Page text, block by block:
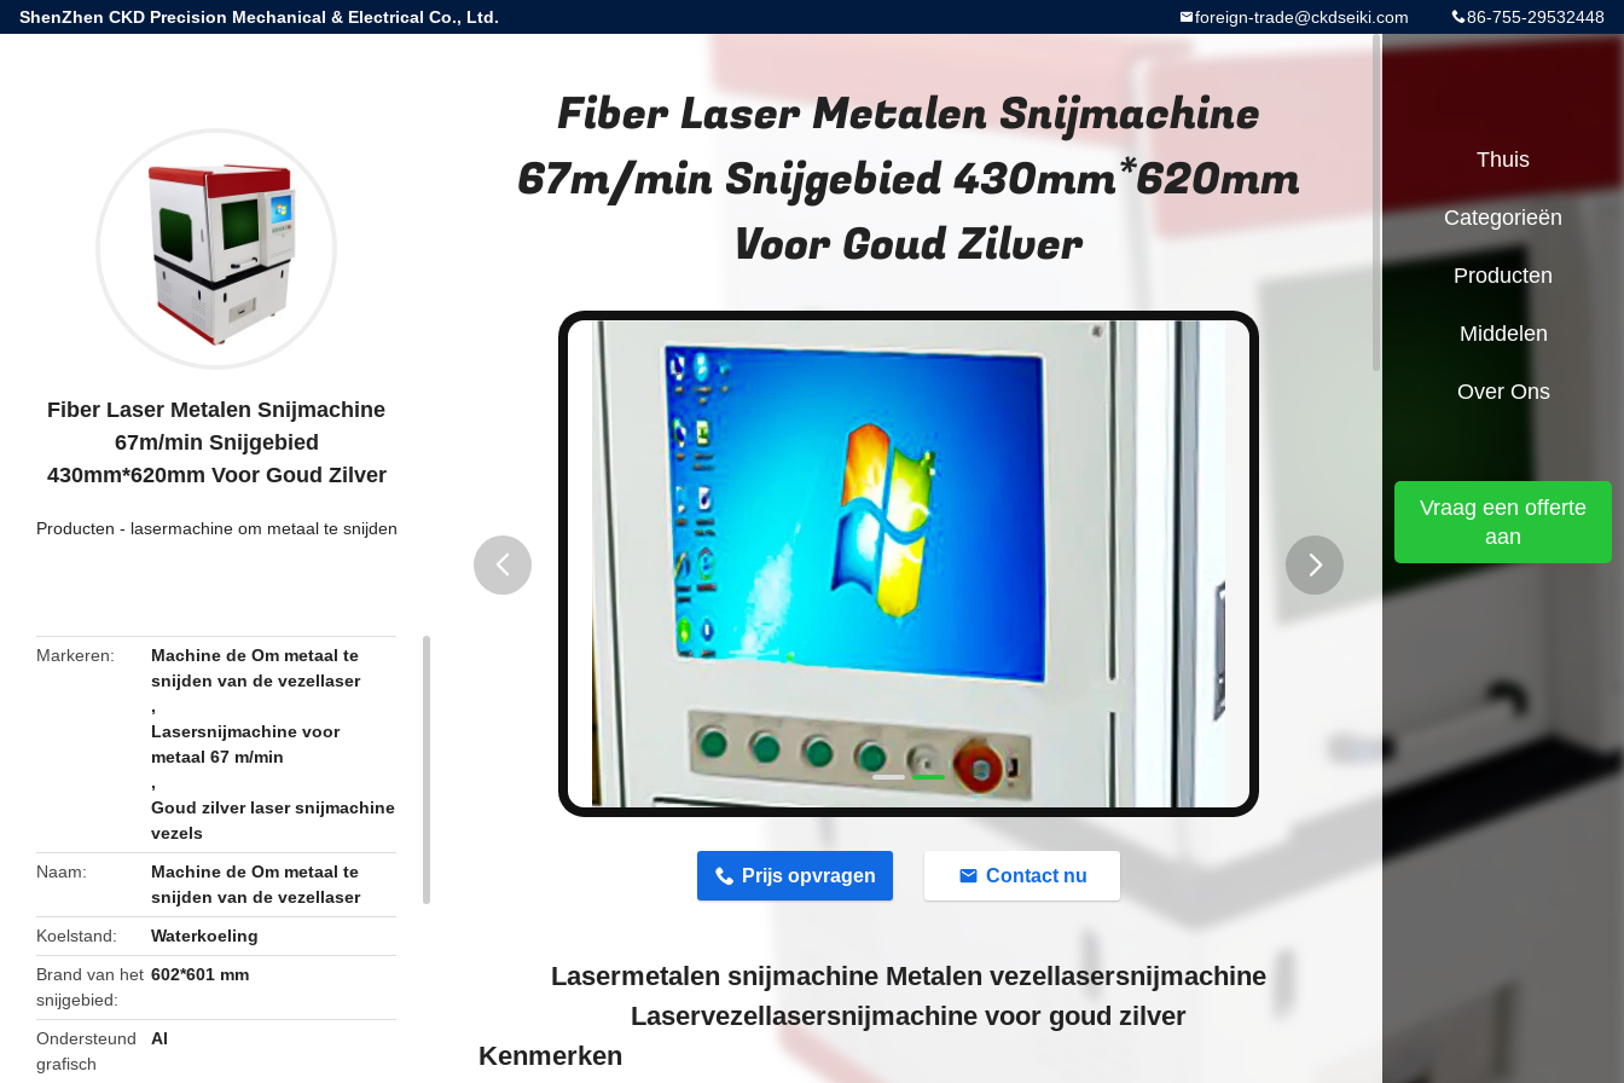
ShenZhen CKD Precision Mechanical & Electrical Co., Ltd. 86-755-29532448
foreign-trade@ckdseiki.com
Fiber Laser Metalen Snijmachine
67m/min Snijgebied
430mm*620mm Voor Goud Zilver
Producten - lasermachine om metaal te snijden
Markeren
Machine de Om metaal te
snijden van de vezellaser
,
Lasersnijmachine voor
metaal 67 m/min
,
Goud zilver laser snijmachine
vezels
Naam
Machine de Om metaal te
snijden van de vezellaser
Koelstand
Waterkoeling
Brand van het
snijgebied
602*601 mm
Ondersteund
grafisch
Al
Fiber Laser Metalen Snijmachine
67m/min Snijgebied 430mm*620mm
Voor Goud Zilver
button
Prijs opvragen Contact nu
Lasermetalen snijmachine Metalen vezellasersnijmachine
Laservezellasersnijmachine voor goud zilver
Kenmerken
Thuis
Categorieën
Producten
Middelen
Over Ons
Vraag een offerte
aan